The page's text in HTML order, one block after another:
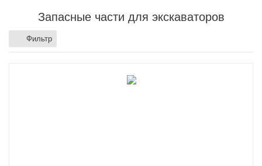
Запасные части для экскаваторов
Фильтр